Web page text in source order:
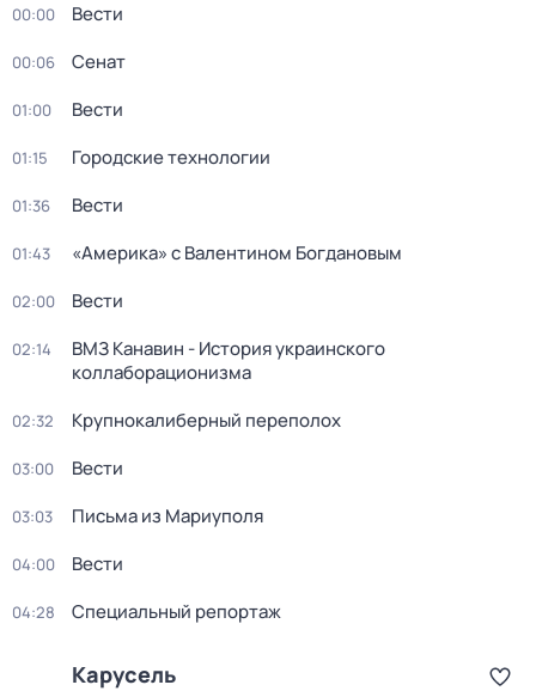
00:00 Вести
00:06 Сенат
01:00 Вести
01:15 Городские технологии
01:36 Вести
01:43 «Америка» с Валентином Богдановым
02:00 Вести
02:14
ВМЗ Канавин - История украинского
коллаборационизма
02:32 Крупнокалиберный переполох
03:00 Вести
03:03 Письма из Мариуполя
04:00 Вести
04:28 Специальный репортаж
Карусель